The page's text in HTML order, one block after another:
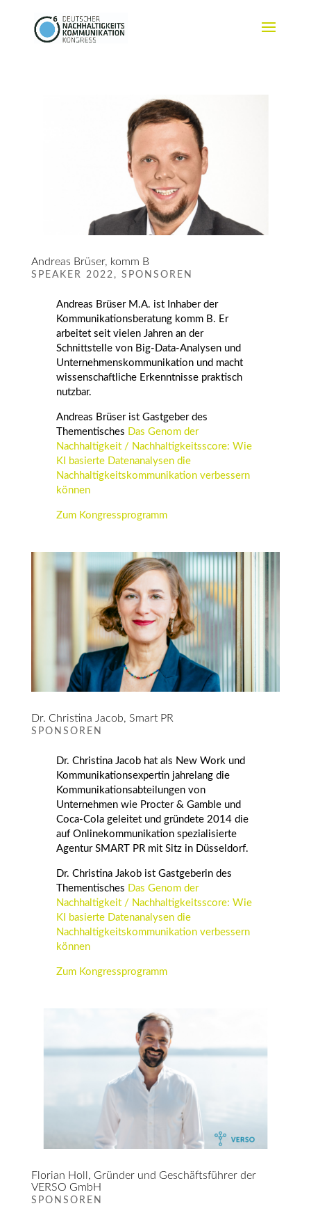
Andreas Brüser, komm B
SPEAKER 2022 , SPONSOREN
Andreas Brüser M.A. ist Inhaber der
Kommunikationsberatung komm B. Er
arbeitet seit vielen Jahren an der
Schnittstelle von Big-Data-Analysen und
Unternehmenskommunikation und macht
wissenschaftliche Erkenntnisse praktisch
nutzbar.
Andreas Brüser ist Gastgeber des
Thementisches Das Genom der
Nachhaltigkeit / Nachhaltigkeitsscore: Wie
KI basierte Datenanalysen die
Nachhaltigkeitskommunikation verbessern
können
Zum Kongressprogramm
Dr. Christina Jacob, Smart PR
SPONSOREN
Dr. Christina Jacob hat als New Work und
Kommunikationsexpertin jahrelang die
Kommunikationsabteilungen von
Unternehmen wie Procter & Gambleund
Coca-Cola geleitet und gründete 2014 die
auf Onlinekommunikation spezialisierte
Agentur SMART PR mit Sitz in Düsseldorf.
Dr. Christina Jakob ist Gastgeberin des
Thementisches Das Genom der
Nachhaltigkeit / Nachhaltigkeitsscore: Wie
KI basierte Datenanalysen die
Nachhaltigkeitskommunikation verbessern
können
Zum Kongressprogramm
Florian Holl, Gründer und Geschäftsführer der
VERSO GmbH
SPONSOREN